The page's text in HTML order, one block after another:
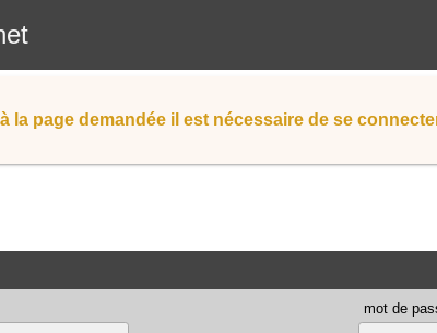
la page demandée il est nécessaire de se
mot de